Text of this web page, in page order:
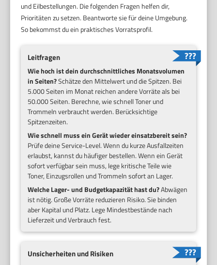
und Eilbestellungen. Die folgenden Fragen helfen dir,
Prioritäten zu setzen. Beantworte sie für deine Umgebung.
So bekommst du ein praktisches Vorratsprofil.
Leitfragen
Wie hoch ist dein durchschnittliches Monatsvolumen
in Seiten?Schätze den Mittelwert und die Spitzen. Bei
5.000 Seiten im Monat reichen andere Vorräte als bei
50.000 Seiten. Berechne, wie schnell Toner und
Trommeln verbraucht werden. Berücksichtige
Spitzenzeiten.
Wie schnell muss ein Gerät wieder einsatzbereit sein?
Prüfe deine Service-Level. Wenn du kurze Ausfallzeiten
erlaubst, kannst du häufiger bestellen. Wenn ein Gerät
sofort verfügbar sein muss, lege kritische Teile wie
Toner, Einzugsrollen und Trommeln sofort an Lager.
Welche Lager- und Budgetkapazität hast du?Abwägen
ist nötig. Große Vorräte reduzieren Risiko. Sie binden
aber Kapital und Platz. Lege Mindestbestände nach
Lieferzeit und Verbrauch fest.
Unsicherheiten und Risiken